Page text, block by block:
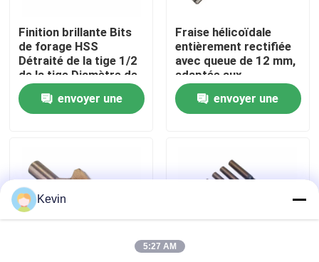
Contrôle de qualité
Contactez-nous
Demandez une citation
peu de perceuse de hss
Finition brillante Bits
de forage HSS
Détraité de la tige 1/2
de la tige Diamètre de
l'acier à grande
vitesse du métal du
bois du plastique
envoyer une
Fraise hélicoïdale
entièrement rectifiée
avec queue de 12 mm,
adaptée aux
opérations de fraisage
industrielenvoyer une
Kevin
5:27 AM